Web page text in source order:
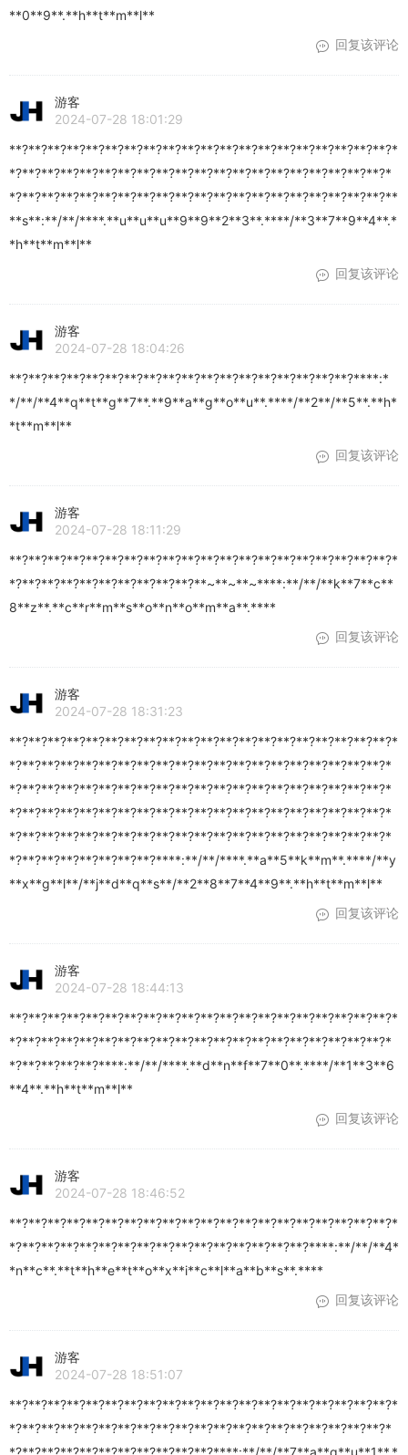
**0**9**.**h**t**m**l**
回复该评论
游客
2024-07-28 18:01:29
**?**?**?**?**?**?**?**?**?**?**?**?**?**?**?**?**?**?**?**?*
*?**?**?**?**?**?**?**?**?**?**?**?**?**?**?**?**?**?**?**?*
*?**?**?**?**?**?**?**?**?**?**?**?**?**?**?**?**?**?**?**?**
**s**:**/**/****.**u**u**u**9**9**2**3**.****/**3**7**9**4**.*
*h**t**m**l**
回复该评论
游客
2024-07-28 18:04:26
**?**?**?**?**?**?**?**?**?**?**?**?**?**?**?**?**?**?****:*
*/**/**4**q**t**g**7**.**9**a**g**o**u**.****/**2**/**5**.**h*
*t**m**l**
回复该评论
游客
2024-07-28 18:11:29
**?**?**?**?**?**?**?**?**?**?**?**?**?**?**?**?**?**?**?**?*
*?**?**?**?**?**?**?**?**?**?**~**~**~****:**/**/**k**7**c**
8**z**.**c**r**m**s**o**n**o**m**a**.****
回复该评论
游客
2024-07-28 18:31:23
**?**?**?**?**?**?**?**?**?**?**?**?**?**?**?**?**?**?**?**?*
*?**?**?**?**?**?**?**?**?**?**?**?**?**?**?**?**?**?**?**?*
*?**?**?**?**?**?**?**?**?**?**?**?**?**?**?**?**?**?**?**?*
*?**?**?**?**?**?**?**?**?**?**?**?**?**?**?**?**?**?**?**?*
*?**?**?**?**?**?**?**?**?**?**?**?**?**?**?**?**?**?**?**?*
*?**?**?**?**?**?**?**?****:**/**/****.**a**5**k**m**.****/**y
**x**g**l**/**j**d**q**s**/**2**8**7**4**9**.**h**t**m**l**
回复该评论
游客
2024-07-28 18:44:13
**?**?**?**?**?**?**?**?**?**?**?**?**?**?**?**?**?**?**?**?*
*?**?**?**?**?**?**?**?**?**?**?**?**?**?**?**?**?**?**?**?*
*?**?**?**?**?****:**/**/****.**d**n**f**7**0**.****/**1**3**6
**4**.**h**t**m**l**
回复该评论
游客
2024-07-28 18:46:52
**?**?**?**?**?**?**?**?**?**?**?**?**?**?**?**?**?**?**?**?*
*?**?**?**?**?**?**?**?**?**?**?**?**?**?**?**?****:**/**/**4*
*n**c**.**t**h**e**t**o**x**i**c**l**a**b**s**.****
回复该评论
游客
2024-07-28 18:51:07
**?**?**?**?**?**?**?**?**?**?**?**?**?**?**?**?**?**?**?**?*
*?**?**?**?**?**?**?**?**?**?**?**?**?**?**?**?**?**?**?**?*
*?**?**?**?**?**?**?**?**?**?**?****:**/**/**7**a**q**u**1**.*